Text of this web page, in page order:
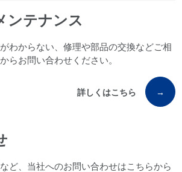
ンテナンス
わからない、修理や部品の交換などご相
らお問い合わせください。
詳しくはこちら →
ど、当社へのお問い合わせはこちらから